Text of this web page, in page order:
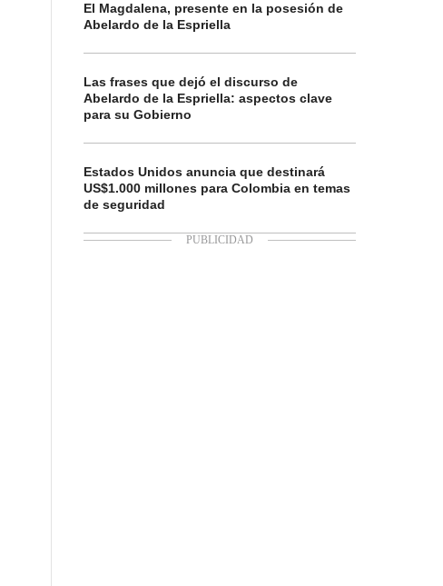
El Magdalena, presente en la posesión de
Abelardo de la Espriella
Las frases que dejó el discurso de
Abelardo de la Espriella: aspectos clave
para su Gobierno
Estados Unidos anuncia que destinará
US$1.000 millones para Colombia en temas
de seguridad